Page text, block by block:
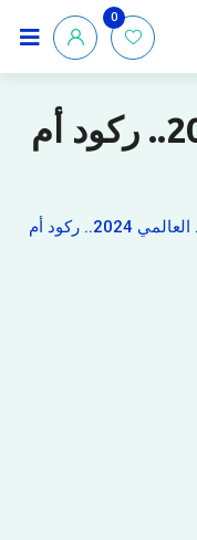
0
لاقتصاد العالمي 2024.. ركود أم
لاقتصاد العالمي 2024.. ركود أم